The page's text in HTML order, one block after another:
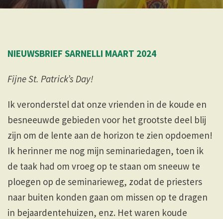
NIEUWSBRIEF SARNELLI MAART 2024
Fijne St. Patrick’s Day!
Ik veronderstel dat onze vrienden in de koude en
besneeuwde gebieden voor het grootste deel blij
zijn om de lente aan de horizon te zien opdoemen!
Ik herinner me nog mijn seminariedagen, toen ik
de taak had om vroeg op te staan ​​om sneeuw te
ploegen op de seminarieweg, zodat de priesters
naar buiten konden gaan om missen op te dragen
in bejaardentehuizen, enz. Het waren koude